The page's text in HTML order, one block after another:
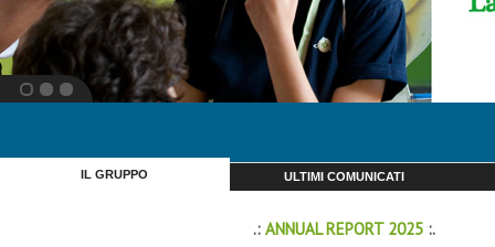
IL GRUPPO ULTIMI COMUNICATI
.:ANNUAL REPORT 2025 :.